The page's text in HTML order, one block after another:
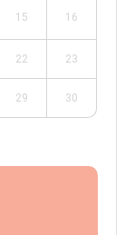
15 16
22 23
29 30